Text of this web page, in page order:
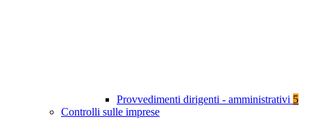
Provvedimenti dirigenti - amministrativi 5
Controlli sulle imprese